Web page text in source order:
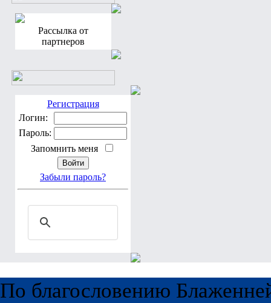
Рассылка от
партнеров
Регистрация
Логин:
Пароль:
Запомнить меня
Забыли пароль?
По благословению